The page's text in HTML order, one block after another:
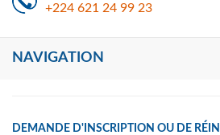
+224 621 24 99 23
NAVIGATION
DEMANDE D'INSCRIPTION OU DE